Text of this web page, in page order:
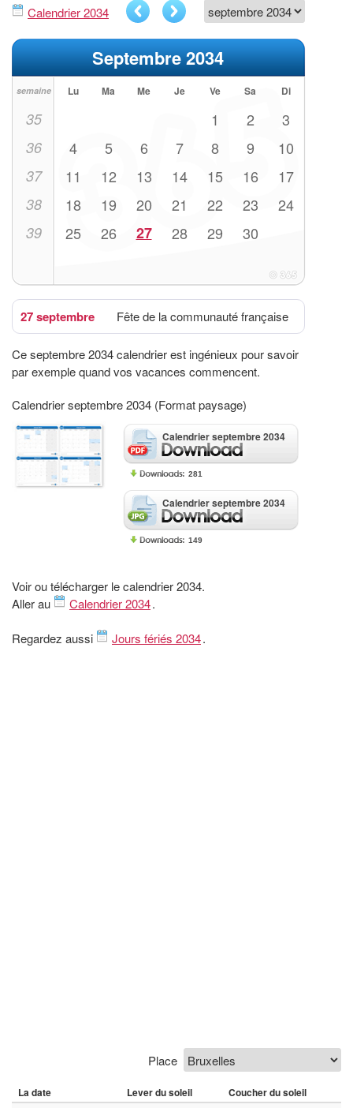
Calendrier 2034
Septembre 2034
semaine Lu Ma Me Je Ve Sa Di
35 1 2 3
36 4 5 6 7 8 9 10
37 11 12 13 14 15 16 17
38 18 19 20 21 22 23 24
39 25 26 27 28 29 30
27 septembre Fête de la communauté française
Ce septembre 2034 calendrier est ingénieux pour savoir
par exemple quand vos vacances commencent.
Calendrier septembre 2034 (Format paysage)
Calendrier septembre 2034
281
Calendrier septembre 2034
149
Voir ou télécharger le calendrier 2034.
Aller au
Calendrier 2034.
Regardez aussi Jours fériés 2034.
Place
La date Lever du soleil Coucher du soleil